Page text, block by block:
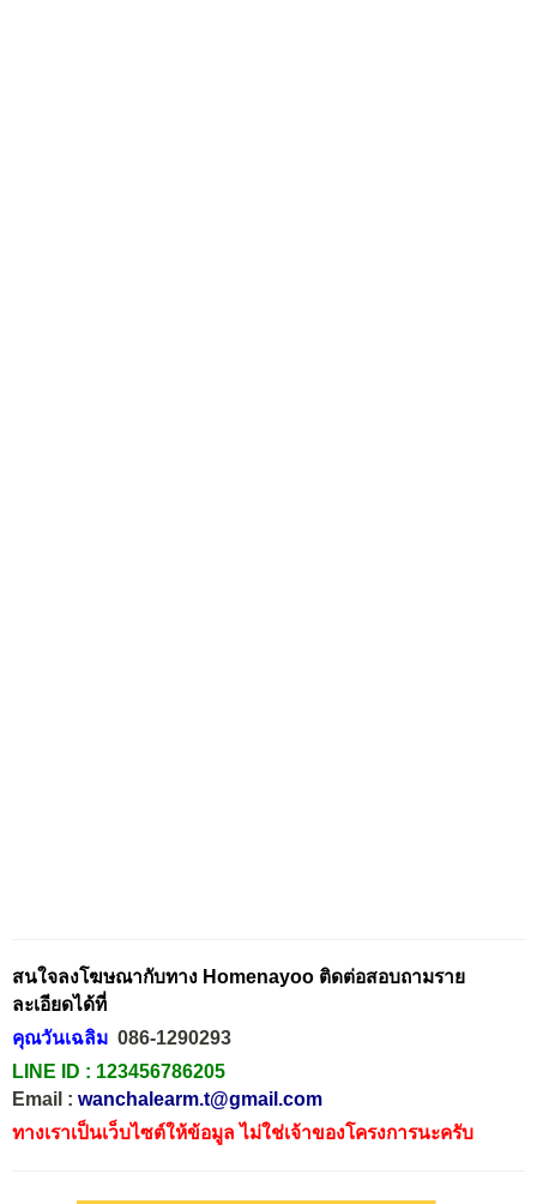
สนใจลงโฆษณากับทาง Homenayoo ติดต่อสอบถามราย
ละเอียดได้ที่
คุณวันเฉลิม 086-1290293
LINE ID : 123456786205
Email : wanchalearm.t@gmail.com
ทางเราเป็นเว็บไซต์ให้ข้อมูล ไม่ใช่เจ้าของโครงการนะครับ